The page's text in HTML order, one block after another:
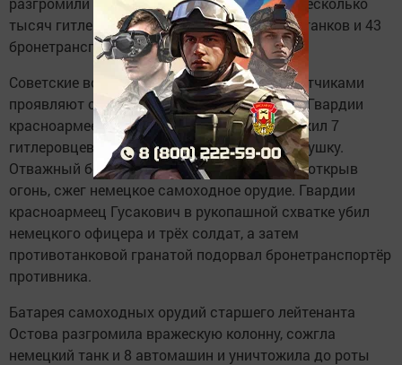
тысяч гитлеровцев, подбито и сожжено 45 танков и 43
бронетранспортёра противника.
Советские воины в боях с немецкими захватчиками
проявляют образцы доблести и геройства. Гвардии
красноармеец Чеснов в одном бою уничтожил 7
гитлеровцев и захватил противотанковую пушку.
Отважный боец быстро развернул пушку и, открыв
огонь, сжег немецкое самоходное орудие. Гвардии
красноармеец Гусакович в рукопашной схватке убил
немецкого офицера и трёх солдат, а затем
противотанковой гранатой подорвал бронетранспортёр
противника.
Батарея самоходных орудий старшего лейтенанта
Остова разгромила вражескую колонну, сожгла
немецкий танк и 8 автомашин и уничтожила до роты